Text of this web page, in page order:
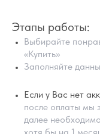
Этапы работы:
Выбирайте
«Купить»
Заполняйте
Если у Вас нет
после оплаты мы
далее